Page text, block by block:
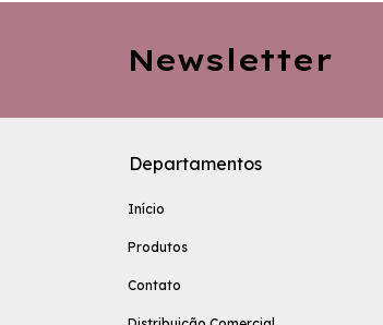
Newsletter
Departamentos
Início
Produtos
Contato